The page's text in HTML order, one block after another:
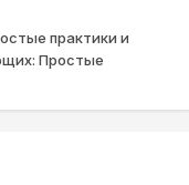
практики и
Простые